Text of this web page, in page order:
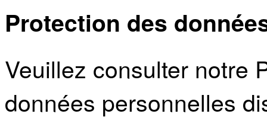
Protection des
Veuillez consulter notre
données personnelles